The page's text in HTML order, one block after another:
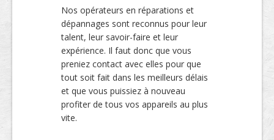
Nos opérateurs en réparations et
dépannages sont reconnus pour leur
talent, leur savoir-faire et leur
expérience. Il faut donc que vous
preniez contact avec elles pour que
tout soit fait dans les meilleurs délais
et que vous puissiez à nouveau
profiter de tous vos appareils au plus
vite.